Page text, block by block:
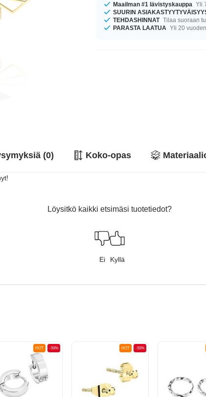
Maailman #1 lävistyskauppa Yli
SUURIN
TEHDASHINNAT Tilaa suoraan
PARASTA LAATUA Yli 20
(0) Koko-opas
Löysitkö kaikki etsimäsi tuotetiedot?
Ei Kyllä
-50%
HOT -50%
HOT